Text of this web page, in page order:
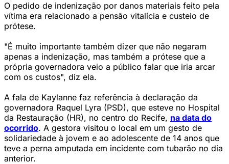
O pedido de indenização por danos materiais feito pela
vítima era relacionado a pensão vitalícia e custeio de
prótese.
"É muito importante também dizer que não negaram
apenas a indenização, mas também a prótese que a
própria governadora veio a público falar que iria arcar
com os custos", diz ela.
A fala de Kaylanne faz referência à declaração da
governadora Raquel Lyra (PSD), que esteve no Hospital
da Restauração (HR), no centro do Recife, na data do
ocorrido. A gestora visitou o local em um gesto de
solidariedade à jovem e ao adolescente de 14 anos que
teve a perna amputada em incidente com tubarão no dia
anterior.